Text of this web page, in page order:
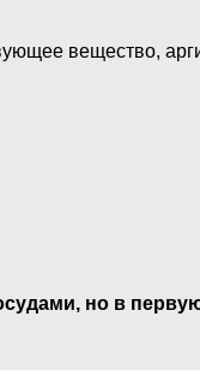
вещество,
но в